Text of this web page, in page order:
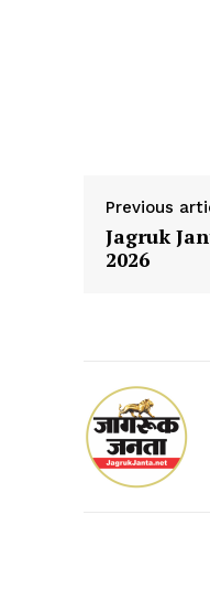
Previous
Jagruk
2026